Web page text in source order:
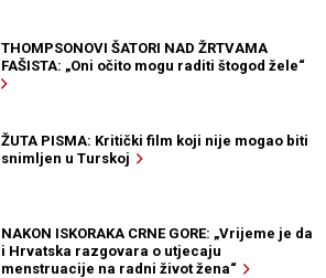
THOMPSONOVI ŠATORI NAD ŽRTVAMA
FAŠISTA: „Oni očito mogu raditi štogod žele“
ŽUTA PISMA: Kritički film koji nije mogao biti
snimljen u Turskoj
NAKON ISKORAKA CRNE GORE: „Vrijeme je da
i Hrvatska razgovara o utjecaju
menstruacije na radni život žena“